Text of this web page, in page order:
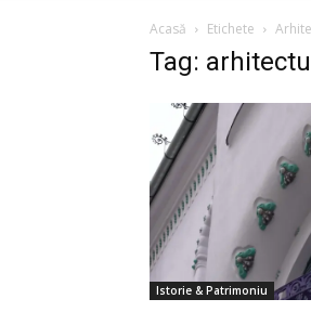
Acasă Etichete
Tag:
Istorie & Patrimoniu